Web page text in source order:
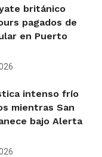
británico
pagados de
en Puerto
intenso frío
mientras San
bajo Alerta